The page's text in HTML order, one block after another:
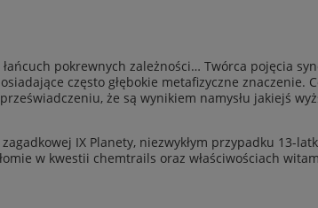
pokrewnych zależności… Twórca poję­cia
często głębokie metafizy­czne znacze­nie.
że są wynikiem namysłu jakiejś
IX Plan­ety, niezwykłym przy­padku 13-
w kwestii chem­trails oraz właś­ci­woś­ci­ach